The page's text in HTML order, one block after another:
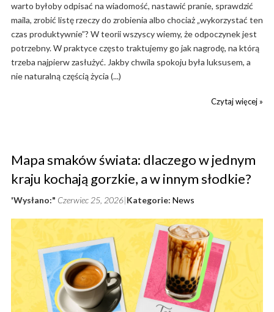
warto byłoby odpisać na wiadomość, nastawić pranie, sprawdzić
maila, zrobić listę rzeczy do zrobienia albo chociaż „wykorzystać ten
czas produktywnie”? W teorii wszyscy wiemy, że odpoczynek jest
potrzebny. W praktyce często traktujemy go jak nagrodę, na którą
trzeba najpierw zasłużyć. Jakby chwila spokoju była luksusem, a
nie naturalną częścią życia (...)
Czytaj więcej »
Mapa smaków świata: dlaczego w jednym
kraju kochają gorzkie, a w innym słodkie?
'Wysłano:" Czerwiec 25, 2026 Kategorie: News